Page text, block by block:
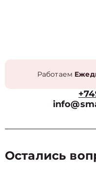
Работаем
Остались